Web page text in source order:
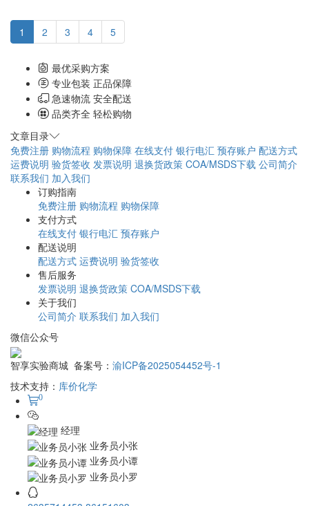
1 2 3 4 5
最优采购方案
专业包装 正品保障
急速物流 安全配送
品类齐全 轻松购物
文章目录
免费注册 购物流程 购物保障 在线支付 银行电汇 预存账户 配送方式
运费说明 验货签收 发票说明 退换货政策 COA/MSDS下载 公司简介
联系我们 加入我们
订购指南
免费注册 购物流程 购物保障
支付方式
在线支付 银行电汇 预存账户
配送说明
配送方式 运费说明 验货签收
售后服务
发票说明 退换货政策 COA/MSDS下载
关于我们
公司简介 联系我们 加入我们
微信公众号
智享实验商城 备案号： 渝ICP备2025054452号-1
技术支持： 库价化学
0
经理
业务员小张
业务员小谭
业务员小罗